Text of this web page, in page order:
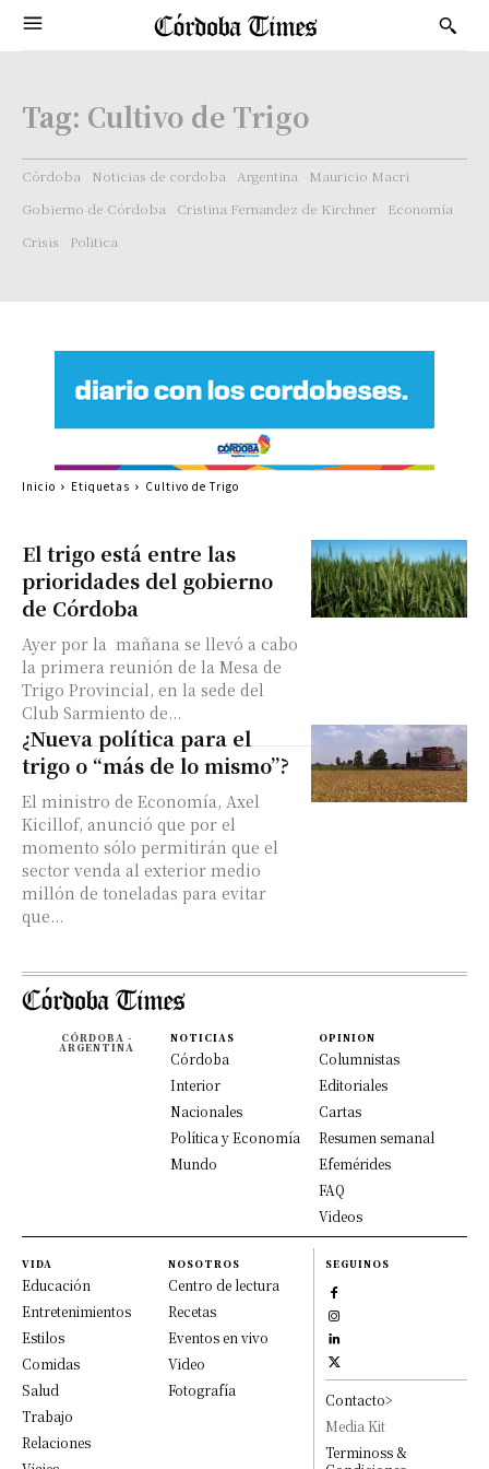
Tag: Cultivo de Trigo
Córdoba Noticias de cordoba Argentina
Mauricio Macri
Gobierno de Córdoba
Cristina Fernandez de Kirchner
Economía
Crisis
Politica
El trigo está entre las
prioridades del gobierno
de Córdoba
Ayer por la mañana se llevó a cabo
la primera reunión de la Mesa de
Trigo Provincial, en la sede del
Club Sarmiento de...
¿Nueva política para el
trigo o “más de lo mismo”?
El ministro de Economía, Axel
Kicillof, anunció que por el
momento sólo permitirán que el
sector venda al exterior medio
millón de toneladas para evitar
que...
Inicio Etiquetas Cultivo de Trigo
CÓRDOBA -
ARGENTINA
NOTICIAS
Córdoba
Interior
Nacionales
Política y Economía
Mundo
OPINION
Columnistas
Editoriales
Cartas
Resumen semanal
Efemérides
FAQ
Videos
VIDA
Educación
Entretenimientos
Estilos
Comidas
Salud
Trabajo
Relaciones
NOSOTROS
Centro de lectura
Recetas
Eventos en vivo
Video
Fotografía
SEGUINOS
Contacto>
Media Kit
Terminoss &